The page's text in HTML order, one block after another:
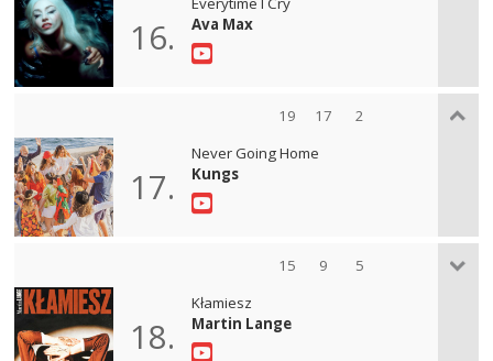
16.
Ava Max
19 17 2
17.
Never Going Home
Kungs
15 9 5
18.
Kłamiesz
Martin Lange